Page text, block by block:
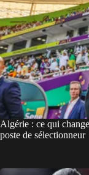
Algérie : ce qui
poste de sélectionneur